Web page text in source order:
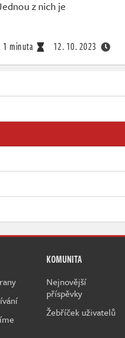
z nich je
1 minuta 12. 10. 2023
KOMUNITA
Nejnovější
příspěvky
Žebříček uživatelů